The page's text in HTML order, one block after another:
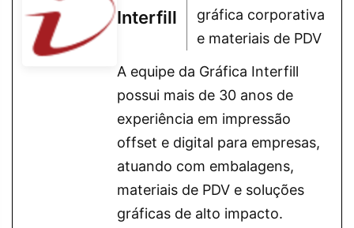
Interfill
gráfica corporativa
e materiais de PDV
A equipe da Gráfica Interfill
possui mais de 30 anos de
experiência em impressão
offset e digital para empresas,
atuando com embalagens,
materiais de PDV e soluções
gráficas de alto impacto.